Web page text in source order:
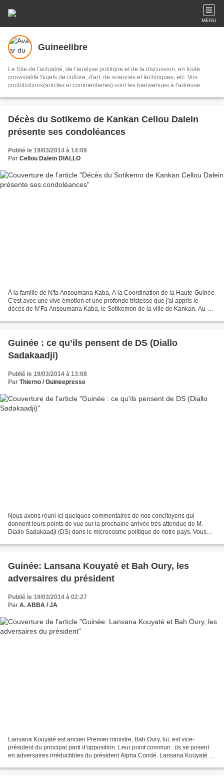
MENU
Guineelibre
Le Site de l'actualité, de l'analyse politique et de la discussion, en toute
convivialité.Sujets de culture, d'art, de sciences et techniques, etc. Vos
contributions(articles et commentaires) sont les bienvenues à l'adresse
Décès du Sotikemo de Kankan Cellou Dalein
présente ses condoléances
Publié le 19/03/2014 à 14:09
Par Cellou Dalein DIALLO
À la famille de N'fa Ansoumana Kaba, A la Coordination de la Haute-Guinée
C'est avec une vive émotion et une profonde tristesse que j'ai appris le
décès de N’Fa Ansoumana Kaba, le Sotikemon de la ville de Kankan. Au-
Guinée : ce qu’ils pensent de DS (Diallo
Sadakaadji)
Publié le 19/03/2014 à 13:08
Par Thierno / Guineepresse
Nous avons réuni ici quelques commentaires de nos concitoyens qui
donnent leurs points de vue sur la prochaine arrivée très attendue de M.
Diallo Sadakaadji (DS) dans le microcosme politique de notre pays. Vous
Guinée: Lansana Kouyaté et Bah Oury, les
adversaires du président
Publié le 19/03/2014 à 02:27
Par A. ABBA / JA
Lansana Kouyaté est ancien Premier ministre, Bah Oury, lui, est vice-
président du principal parti d'opposition. Leur point commun : ils se posent
en adversaires irréductibles du président Alpha Condé. Lansana Kouyaté et